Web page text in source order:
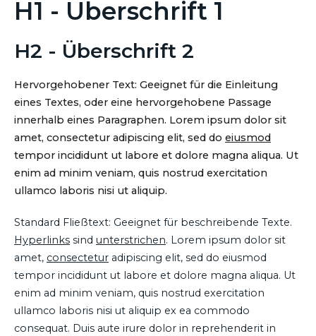
H1 - Überschrift 1
H2 - Überschrift 2
Hervorgehobener Text: Geeignet für die Einleitung
eines Textes, oder eine hervorgehobene Passage
innerhalb eines Paragraphen. Lorem ipsum dolor sit
amet, consectetur adipiscing elit, sed do eiusmod
tempor incididunt ut labore et dolore magna aliqua. Ut
enim ad minim veniam, quis nostrud exercitation
ullamco laboris nisi ut aliquip.
Standard Fließtext: Geeignet für beschreibende Texte.
Hyperlinks sind unterstrichen. Lorem ipsum dolor sit
amet, consectetur adipiscing elit, sed do eiusmod
tempor incididunt ut labore et dolore magna aliqua. Ut
enim ad minim veniam, quis nostrud exercitation
ullamco laboris nisi ut aliquip ex ea commodo
consequat. Duis aute irure dolor in reprehenderit in